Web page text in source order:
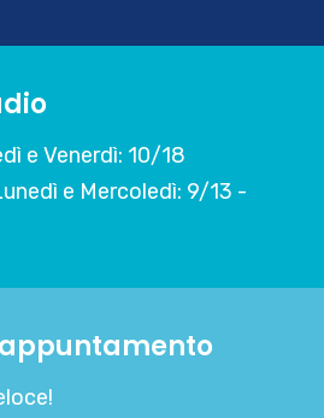
e Venerdì: 10/18
e Mercoledì: 9/13 -